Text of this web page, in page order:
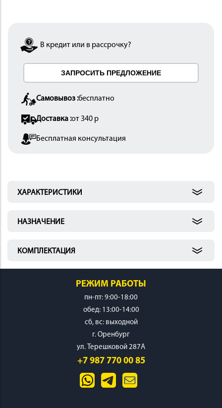
В кредит или в рассрочку?
ЗАПРОСИТЬ ПРЕДЛОЖЕНИЕ
Самовывоз :бесплатно
Доставка :от 340 р
Бесплатная консультация
ХАРАКТЕРИСТИКИ
НАЗНАЧЕНИЕ
КОМПЛЕКТАЦИЯ
РЕЖИМ РАБОТЫ
пн-пт: 9:00-18:00
обед: 13:00-14:00
cб, вс: выходной
г. Оренбург
ул. Терешковой 287А
+7 987 770 00 85